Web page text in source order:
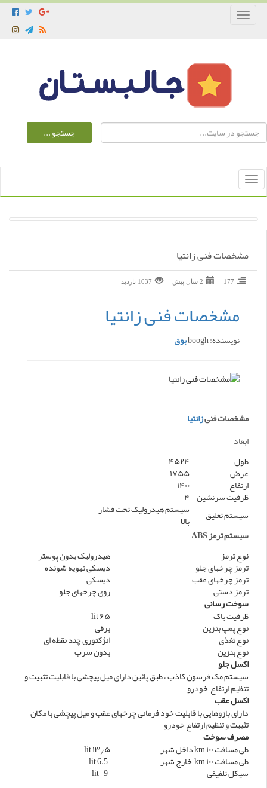
Toggle
Toggle
navigation
مشخصات فنی زانتیا
177 2 سال پیش 1037 بازديد
مشخصات فنی زانتیا
نویسنده: boogh بوق
مشخصات فنیزانتیا
ابعاد
طول
۴۵۲۴
عرض ۱۷۵۵
ارتفاع ۱۴۰۰
ظرفیت سرنشین ۴
سیستم تعلیق
سیستم هیدرولیک تحت فشار
بالا
سیستم ترمز ABS
نوع ترمز
هیدرولیک بدون پوستر
ترمز چرخهای جلو دیسکی تهویه شونده
ترمز چرخهای عقب دیسکی
ترمز دستی روی چرخهای جلو
سوخت رسانی
ظرفیت باک ۶۵ lit
نوع پمپ بنزین برقی
نوع تغذی انژکتوری چند نقطه ای
نوع بنزین بدون سرب
اکسل جلو
سیستم مک فرسون کاذب ، طبق پائین دارای میل پیچشی با قابلیت تثبیت و
تنظیم ارتفاع خودرو
اکسل عقب
دارای بازوهایی با قابلیت خود فرمانی چرخهای عقب و میل پیچشی با مکان
تثبیت و تنظیم ارتفاع خودرو
مصرف سوخت
طی مسافت ۱۰۰ km داخل شهر ۱۳٫۵ lit
طی مسافت ۱۰۰ km خارج شهر
سیکل تلفیقی